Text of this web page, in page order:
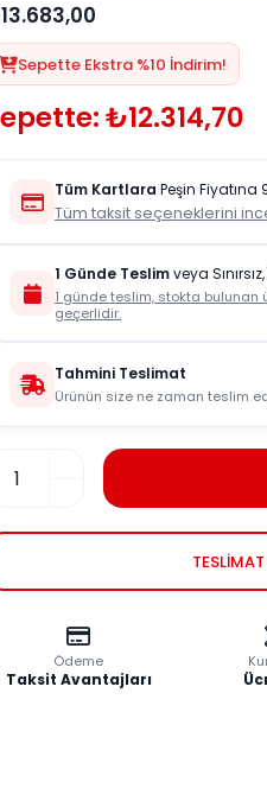
Sepette Ekstra %10 İndirim!
₺12.314,70
Tüm Kartlara Peşin Fiyatına
Tüm taksit seçeneklerini
1 Günde Teslimveya
1 günde teslim, stokta bulunan
geçerlidir.
Tahmini Teslimat
Ürünün size ne zaman teslim
Ödeme
Taksit Avantajları